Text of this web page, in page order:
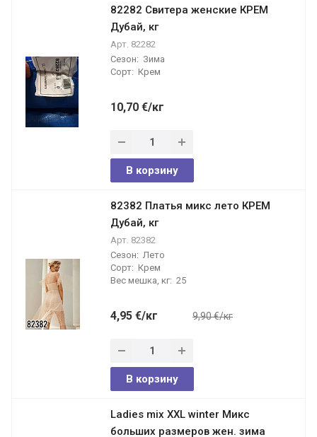
82282 Свитера женские КРЕМ
Дубай, кг
Арт. 82282
Сезон: Зима
Сорт: Крем
10,70 €/кг
В корзину
82382 Платья микс лето КРЕМ
Дубай, кг
Арт. 82382
Сезон: Лето
Сорт: Крем
Вес мешка, кг: 25
4,95 €/кг 9,90 €/кг
В корзину
Ladies mix XXL winter Микс
больших размеров жен. зима